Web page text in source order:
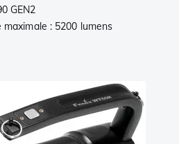
GEN2
maximale : 5200 lumens